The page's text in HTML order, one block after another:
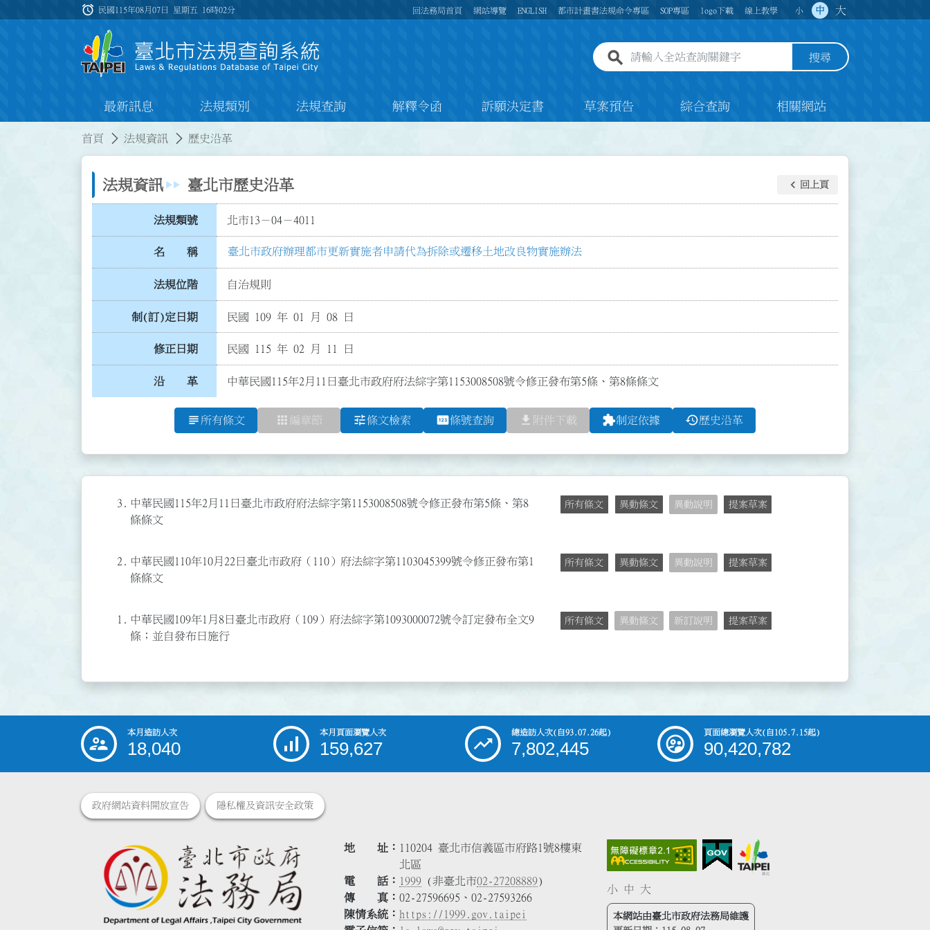
:::
alarm 民國115年08月07日 星期五 16時02分 回法務局首頁 網站導覽 ENGLISH 都市計畫書法規命令專區 SOP專區 logo下載 線上教學 小 中 大
全站查詢關鍵字欄位 搜尋
最新訊息 法規類別 法規查詢 解釋令函 訴願決定書 草案預告 綜合查詢 相關網站
首頁 法規資訊 歷史沿革
法規資訊 臺北市歷史沿革 keyboard_arrow_left 回上頁
法規類號 北市13－04－4011
名 稱 臺北市政府辦理都市更新實施者申請代為拆除或遷移土地改良物實施辦法
法規位階 自治規則
制(訂)定日期 民國 109 年 01 月 08 日
修正日期 民國 115 年 02 月 11 日
沿 革 中華民國115年2月11日臺北市政府府法綜字第1153008508號令修正發布第5條、第8條條文
subject 所有條文 apps 編章節 tune條文檢索 pin條號查詢 file_download 附件下載 extension制定依據 history歷史沿革
3.
中華民國115年2月11日臺北市政府府法綜字第1153008508號令修正發布第5條、第8
條條文
所有條文 異動條文 異動說明 提案草案
2.
中華民國110年10月22日臺北市政府（110）府法綜字第1103045399號令修正發布第1
條條文
所有條文 異動條文 異動說明 提案草案
1.
中華民國109年1月8日臺北市政府（109）府法綜字第1093000072號令訂定發布全文9
條；並自發布日施行
所有條文 異動條文 新訂說明 提案草案
::: 本月造訪人次
18,040
本月頁面瀏覽人次
159,627
總造訪人次(自93.07.26起)
7,802,445
頁面總瀏覽人次(自105.7.15起)
90,420,782
政府網站資料開放宣告 隱私權及資訊安全政策
地 址
110204 臺北市信義區市府路1號8樓東
北區
電 話
1999 (非臺北市02-27208889)
傳 真
02-27596695、02-27593266
陳情系統
https://1999.gov.taipei
小 中 大
本網站由臺北市政府法務局維護